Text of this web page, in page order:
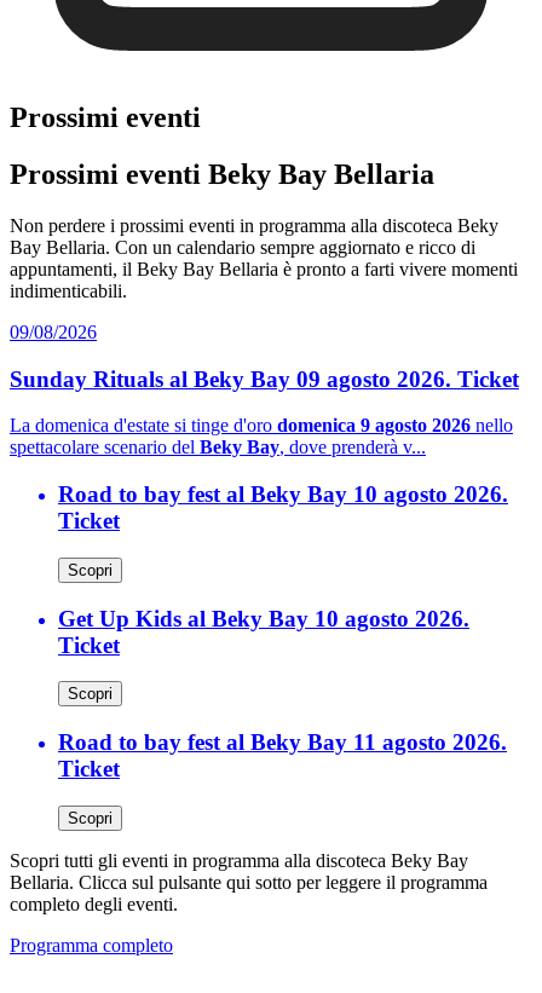
Prossimi eventi
Prossimi eventi Beky Bay Bellaria
Non perdere i prossimi eventi in programma alla discoteca Beky
Bay Bellaria. Con un calendario sempre aggiornato e ricco di
appuntamenti, il Beky Bay Bellaria è pronto a farti vivere momenti
indimenticabili.
09/08/2026
Sunday Rituals al Beky Bay 09 agosto 2026. Ticket
La domenica d'estate si tinge d'oro domenica 9 agosto 2026 nello
spettacolare scenario del Beky Bay, dove prenderà v...
Road to bay fest al Beky Bay 10 agosto 2026.
Ticket
Scopri
Get Up Kids al Beky Bay 10 agosto 2026.
Ticket
Scopri
Road to bay fest al Beky Bay 11 agosto 2026.
Ticket
Scopri
Scopri tutti gli eventi in programma alla discoteca Beky Bay
Bellaria. Clicca sul pulsante qui sotto per leggere il programma
completo degli eventi.
Programma completo